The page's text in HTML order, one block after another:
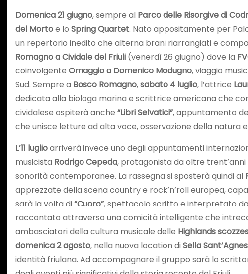
Domenica 21 giugno, sempre al Parco delle Risorgive di
del Mortoe lo Spring Quartet. Nato appositamente per
un repertorio inedito che alterna brani riarrangiati e
Romagno a Cividale del Friuli (venerdì 26 giugno) dove la
coinvolgente Omaggio a Domenico Modugno, viaggio
Sud. Sempre a Bosco Romagno,sabato 4 luglio, l’attrice
dedicata alla biologa marina e scrittrice americana che
cividalese ospiterà anche “Libri Selvatici”, appuntamento
che unisce letture ad alta voce, osservazione della natura
L’11 luglioarriverà invece uno degli appuntamenti
musicista Rodrigo Cepeda, protagonista da oltre trent’anni
sonorità contemporanee. La rassegna si sposterà quindi al
apprezzate della scena country e rock’n’roll europea,
sarà la volta di“Cuoro”, spettacolo scritto e interpretato da
raccontato attraverso una comicità intelligente che
ambasciatori della cultura musicale delle Highlands
domenica 2 agosto, nella nuova location diSella
identità friulana. Ad accompagnare il gruppo sarà lo